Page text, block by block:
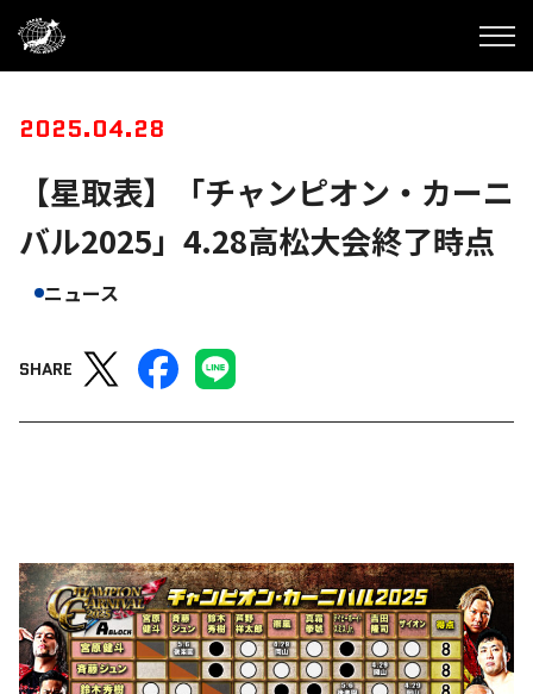
2025.04.28
【星取表】「チャンピオン・カーニ
バル2025」4.28高松大会終了時点
ニュース
SHARE